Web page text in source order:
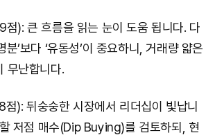
): 큰 흐름을 읽는 눈이 도움 됩니다. 다
분’보다 ‘유동성’이 중요하니, 거래량 얇은
무난합니다.
): 뒤숭숭한 시장에서 리더십이 빛납니
저점 매수(Dip Buying)를 검토하되, 현